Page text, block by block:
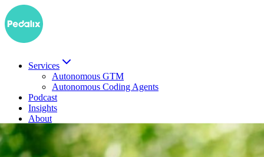
Services
Autonomous GTM
Autonomous Coding Agents
Podcast
Insights
About
ENDemo buchen